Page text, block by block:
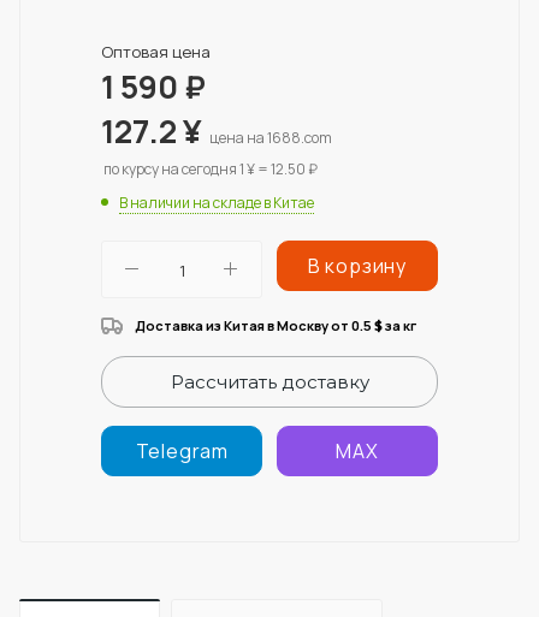
Оптовая цена
1 590₽
127.2¥ цена на 1688.com
по курсу на сегодня 1 ¥ = 12.50 ₽
В наличии на складе в Китае
В корзину
Доставка из Китая в Москву от 0.5 $за кг
Рассчитать доставку
Telegram MAX